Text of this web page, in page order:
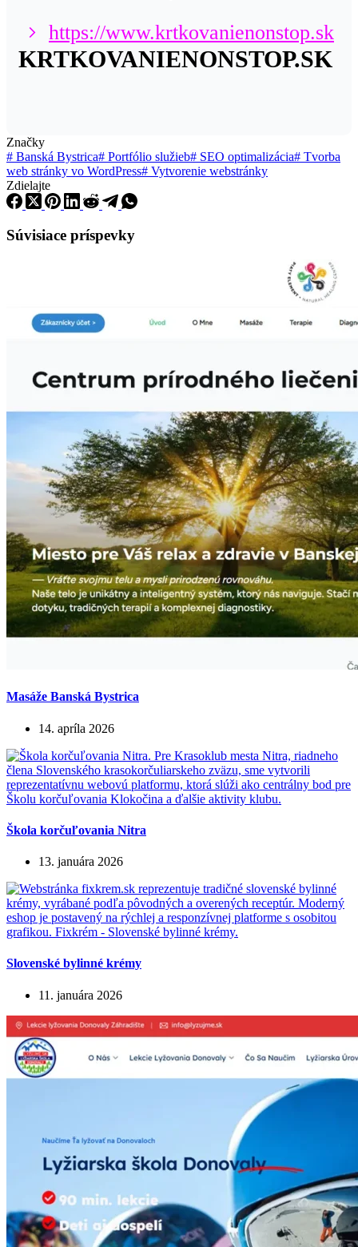
https://www.krtkovanienonstop.sk
KRTKOVANIENONSTOP.SK
Značky
# Banská Bystrica# Portfólio služieb# SEO optimalizácia# Tvorba
web stránky vo WordPress# Vytvorenie webstránky
Zdielajte
Súvisiace príspevky
Masáže Banská Bystrica
14. apríla 2026
Škola korčuľovania Nitra
13. januára 2026
Slovenské bylinné krémy
11. januára 2026